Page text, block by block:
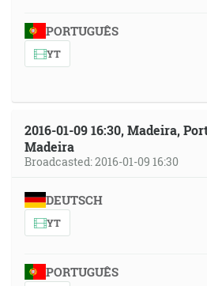
PORTUGUÊS
YT
2016-01-09 16:30, Madeira,
Madeira
Broadcasted: 2016-01-09 16:30
DEUTSCH
YT
PORTUGUÊS